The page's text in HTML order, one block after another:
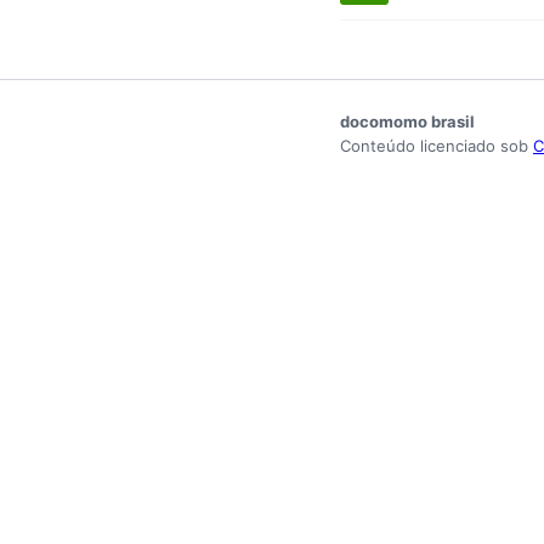
docomomo brasil
Conteúdo licenciado sob